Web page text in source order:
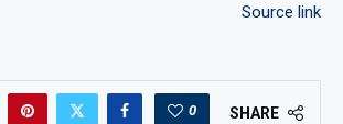
Source link
SHARE
0